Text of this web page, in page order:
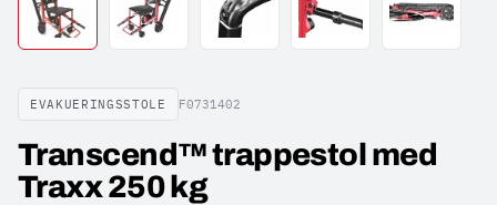
EVAKUERINGSSTOLE F0731402
Transcend™ trappestol med
Traxx 250 kg